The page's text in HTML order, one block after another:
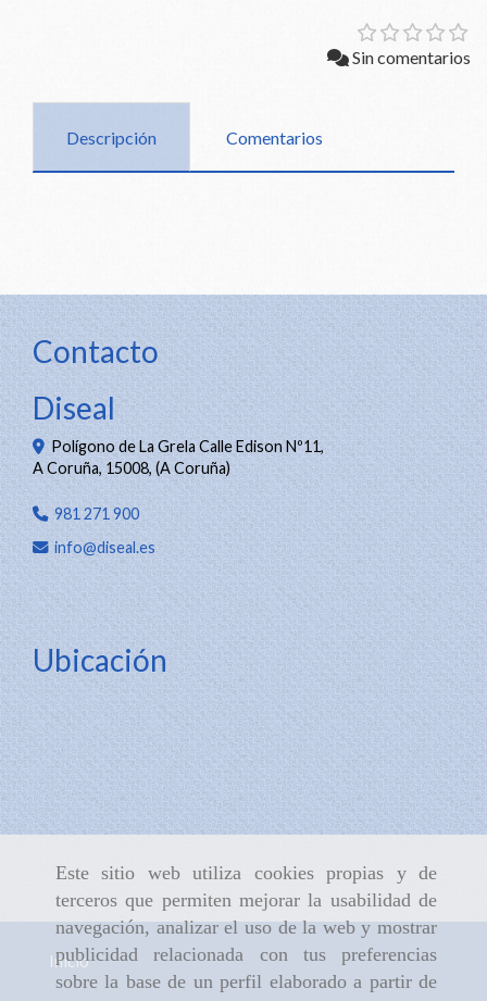
Este sitio web utiliza cookies propias y de
terceros que permiten mejorar la usabilidad de
navegación, analizar el uso de la web y mostrar
publicidad relacionada con tus preferencias
sobre la base de un perfil elaborado a partir de
Sin comentarios
Descripción Comentarios
Contacto
Diseal
Polígono de La Grela Calle Edison Nº11,
A Coruña,15008, (A Coruña)
981 271 900
info
diseal.es
Ubicación
Inicio